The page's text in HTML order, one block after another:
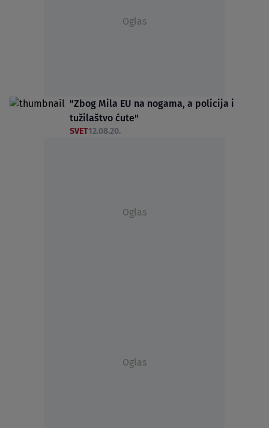
Oglas
"Zbog Mila EU na nogama, a policija i
tužilaštvo ćute"
SVET12.08.20.
Oglas
Oglas